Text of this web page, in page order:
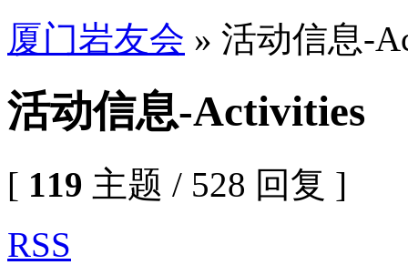
厦门岩友会 » 活动信息-
活动信息-Activities
[ 119 主题 / 528 回复 ]
RSS